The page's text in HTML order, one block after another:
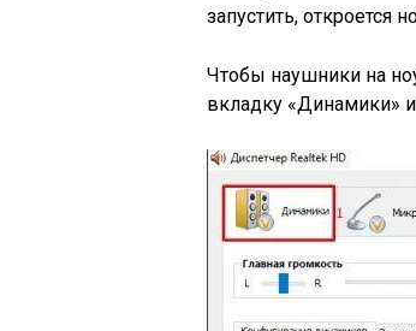
запустить, откроется
Чтобы наушники на
вкладку «Динамики»